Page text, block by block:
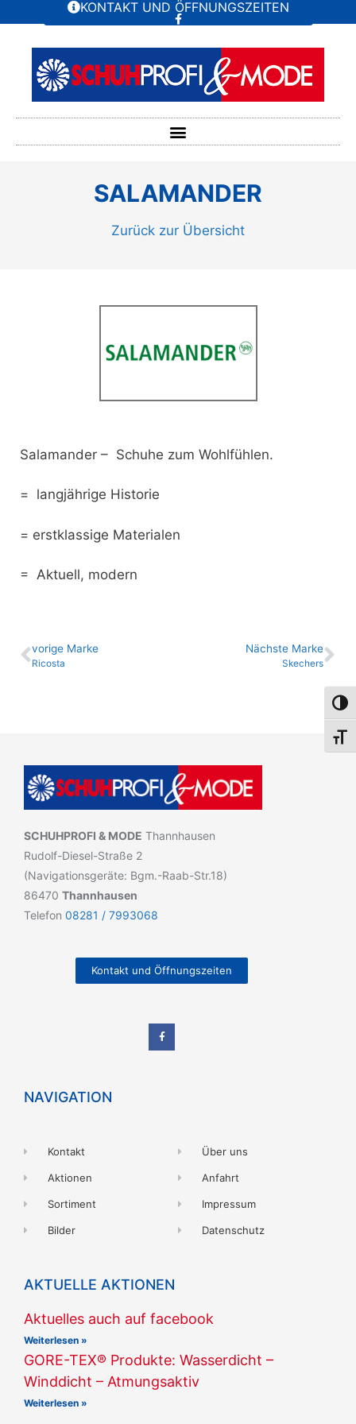
KONTAKT UND ÖFFNUNGSZEITEN
SALAMANDER
Zurück zur Übersicht
Salamander – Schuhe zum Wohlfühlen.
= langjährige Historie
= erstklassige Materialen
= Aktuell, modern
vo­ri­ge Marke
Ricosta
Nächste Marke
Skechers
SCHUHPROFI & MODE Thannhausen
Rudolf-Diesel-Straße 2
(Navigationsgeräte: Bgm.-Raab-Str.18)
86470 Thannhausen
Telefon 08281 / 7993068
Kontakt und Öffnungszeiten
NAVIGATION
Kontakt
Aktionen
Sortiment
Bilder
Über uns
Anfahrt
Impressum
Datenschutz
AKTUELLE AKTIONEN
Aktuelles auch auf facebook
Weiterlesen »
GORE-TEX® Produkte: Wasserdicht –
Winddicht – Atmungsaktiv
Weiterlesen »